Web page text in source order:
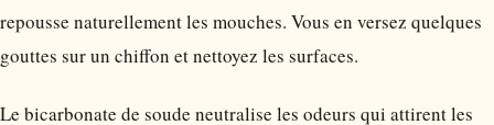
repousse naturellement les mouches. Vous en versez quelques
gouttes sur un chiffon et nettoyez les surfaces.
Le bicarbonate de soude neutralise les odeurs qui attirent les